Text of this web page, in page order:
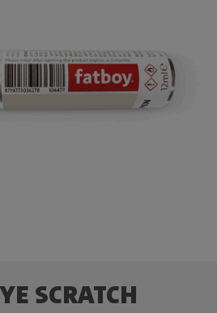
SCRATCH